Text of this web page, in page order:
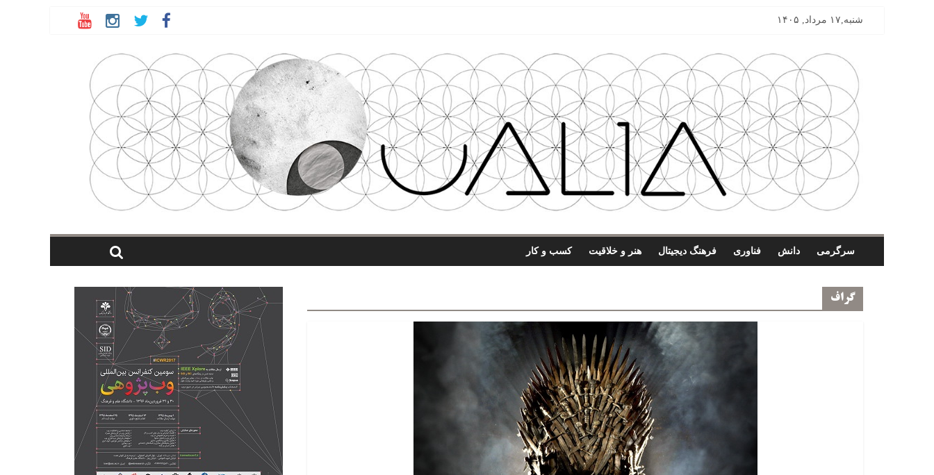
شنبه,۱۷ مرداد, ۱۴۰۵
سرگرمی دانش فناوری فرهنگ دیجیتال هنر و خلاقیت کسب و کار
گراف